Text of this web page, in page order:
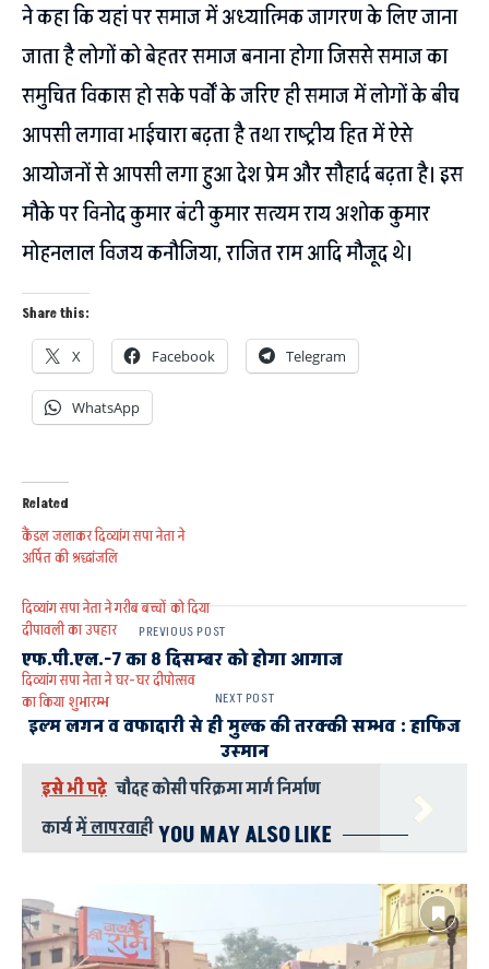
ने कहा कि यहां पर समाज में अध्यात्मिक जागरण के लिए जाना
जाता है लोगों को बेहतर समाज बनाना होगा जिससे समाज का
समुचित विकास हो सके पर्वों के जरिए ही समाज में लोगों के बीच
आपसी लगावा भाईचारा बढ़ता है तथा राष्ट्रीय हित में ऐसे
आयोजनों से आपसी लगा हुआ देश प्रेम और सौहार्द बढ़ता है। इस
मौके पर विनोद कुमार बंटी कुमार सत्यम राय अशोक कुमार
मोहनलाल विजय कनौजिया, राजित राम आदि मौजूद थे।
Share this:
X Facebook Telegram
WhatsApp
Related
कैंडल जलाकर दिव्यांग सपा नेता ने
अर्पित की श्रद्धांजलि
दिव्यांग सपा नेता ने गरीब बच्चों को दिया
दीपावली का उपहार
दिव्यांग सपा नेता ने घर-घर दीपोत्सव
का किया शुभारम्भ
इसे भी पढ़े चौदह कोसी परिक्रमा मार्ग निर्माण
कार्य में लापरवाही
PREVIOUS POST
एफ.पी.एल.-7 का 8 दिसम्बर को होगा आगाज
NEXT POST
इल्म लगन व वफादारी से ही मुल्क की तरक्की सम्भव : हाफिज
उस्मान
YOU MAY ALSO LIKE